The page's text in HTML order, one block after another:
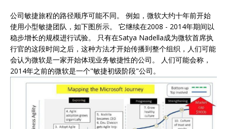
公司敏捷旅程的路径顺序可能不同。 例如，微软大约十年前开始
使用小型敏捷团队，如下图所示。 它继续在2008 - 2014年期间以
稳步增长的规模进行试验。 只有在Satya Nadella成为微软首席执
行官的这段时间之后，这种方法才开始传播到整个组织，人们可能
会认为微软是一家开始体现业务敏捷性的公司。 人们可能会称，
2014年之前的微软是一个"敏捷初级阶段"公司。